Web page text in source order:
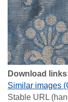
Download links
Similar images
Stable URL